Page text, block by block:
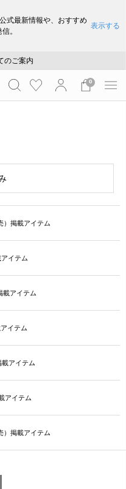
式最新情報や、おすすめ
。
表示する
内届け状況について
のご案内
>>
内届け状況について
0
）掲載アイテム
イテム
載アイテム
イテム
載アイテム
アイテム
）掲載アイテム